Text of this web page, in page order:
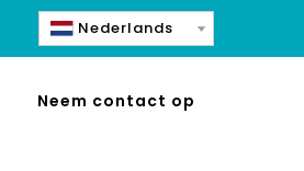
Nederlands
Neem contact op